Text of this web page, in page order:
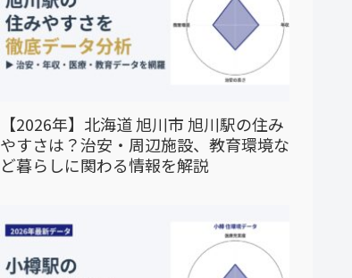
【2026年】北海道 旭川市 旭川駅の住み
やすさは？治安・周辺施設、教育環境な
ど暮らしに関わる情報を解説